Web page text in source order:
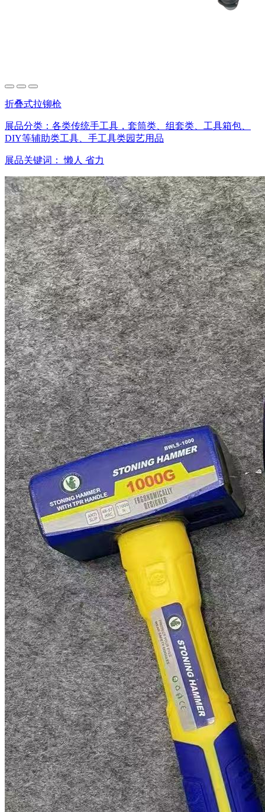
折叠式拉铆枪
展品分类： 各类传统手工具，套筒类、组套类、工具箱包、
DIY等辅助类工具、手工具类园艺用品
展品关键词：懒人 省力